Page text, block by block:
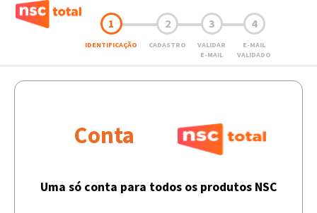
1
IDENTIFICAÇÃO
2
CADASTRO
3
VALIDAR
E-MAIL
4
E-MAIL
VALIDADO
Conta
Uma só conta para todos os produtos NSC